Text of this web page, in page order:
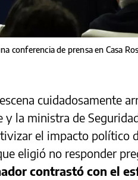
conferencia de prensa en Casa
cuidadosamente
y la ministra de
el impacto político
eligió no responder
contrastó con el